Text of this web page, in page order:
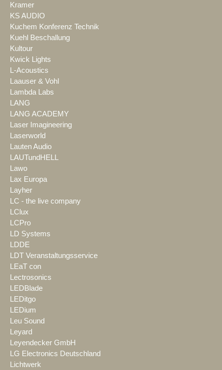
Kramer
KS AUDIO
Kuchem Konferenz Technik
Kuehl Beschallung
Kultour
Kwick Lights
L-Acoustics
Laauser & Vohl
Lambda Labs
LANG
LANG ACADEMY
Laser Imagineering
Laserworld
Lauten Audio
LAUTundHELL
Lawo
Lax Europa
Layher
LC - the live company
LClux
LCPro
LD Systems
LDDE
LDT Veranstaltungsservice
LEaT con
Lectrosonics
LEDBlade
LEDitgo
LEDium
Leu Sound
Leyard
Leyendecker GmbH
LG Electronics Deutschland
Lichtwerk